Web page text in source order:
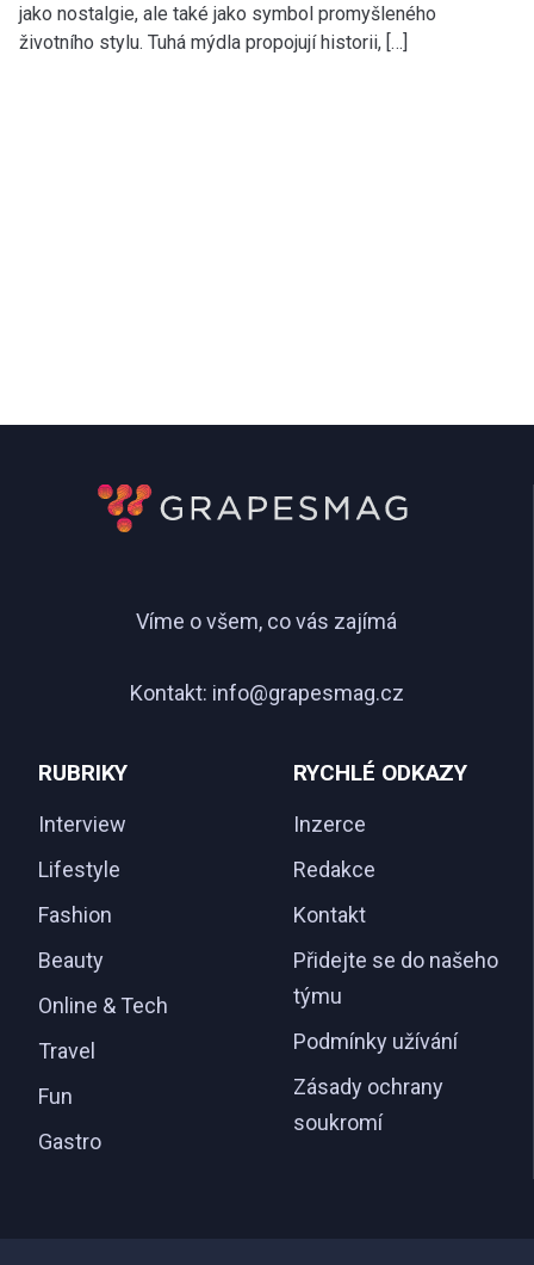
jako nostalgie, ale také jako symbol promyšleného
životního stylu. Tuhá mýdla propojují historii, […]
Víme o všem, co vás zajímá
Kontakt: info@grapesmag.cz
RUBRIKY
Interview
Lifestyle
Fashion
Beauty
Online & Tech
Travel
Fun
Gastro
RYCHLÉ ODKAZY
Inzerce
Redakce
Kontakt
Přidejte se do našeho
týmu
Podmínky užívání
Zásady ochrany
soukromí